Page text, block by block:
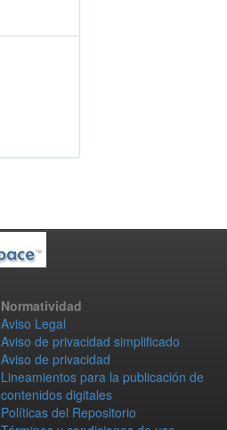
Normatividad
Aviso Legal
Aviso de privacidad simplificado
Aviso de privacidad
Lineamientos para la publicación de
contenidos digitales
Políticas del Repositorio